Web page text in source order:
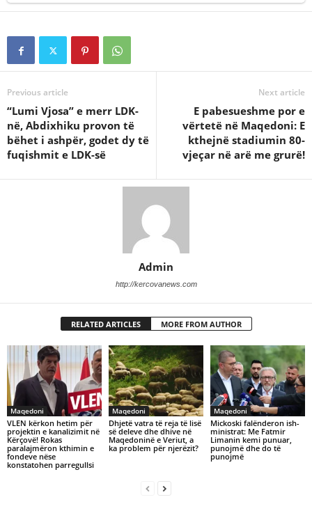
Previous article
“Lumi Vjosa” e merr LDK-
në, Abdixhiku provon të
bëhet i ashpër, godet dy të
fuqishmit e LDK-së
Next article
E pabesueshme por e
vërtetë në Maqedoni: E
kthejnë stadiumin 80-
vjeçar në arë me grurë!
Admin
http://kercovanews.com
RELATED ARTICLES MORE FROM AUTHOR
Maqedoni
VLEN kërkon hetim për
projektin e kanalizimit në
Kërçovë! Rokas
paralajmëron kthimin e
fondeve nëse
konstatohen parregullsi
Maqedoni
Dhjetë vatra të reja të lisë
së deleve dhe dhive në
Maqedoninë e Veriut, a
ka problem për njerëzit?
Maqedoni
Mickoski falënderon ish-
ministrat: Me Fatmir
Limanin kemi punuar,
punojmë dhe do të
punojmë